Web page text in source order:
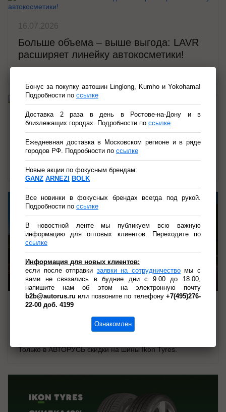
16.07.2026
Больше объема – выше выгода: LAVR
расширяет линейку автокосметики!
Обновите свой арсенал для ухода за авто!
13.07.2026
MIMS Automobility 2026
GANZ и ARNEZI на MIMS Automobility 2026: новые
возможности для вашего автобизнеса в Санкт-
Петербурге!
Реклама. ООО «АВТОРУСЬ ЛОГИСТИКА».
ОГРН 1027739825046. erid:2RanynfwBrK
07.07.2026
Акция: Скидка -20% на шины Ikon
Autograph Ultra 2
Только в АВТОРУСЬ скидки на шины Ikon Tyres.
Бонус за покупку автошин Linglong, Kumho и Yokohama!
Подробности по ссылке
Доставка 2 раза в день в Ростове-на-Дону и в
близлежащих городах. Подробности по ссылке
Ежедневная доставка в Московском регионе и в ряде
городов РФ. Подробности по ссылке
Новые акции по фокусным брендам:
GANZ ARNEZI BOLK
Все новинки в фокусных брендах всегда под рукой.
Подробности по ссылке
В новостной ленте мы публикуем всю важную
информацию для оптовых клиентов. Переходите по
ссылке
Информация для новых клиентов:
если после отправки заявки на сотрудничествомы с
вами не связались в будние дни с 9.00 до 18.00,
напишите нам об этом на электронную почту
b2b@autorus.ru или позвоните по телефону +7(495)276-
22-00 доб. 4199
Ознакомлен